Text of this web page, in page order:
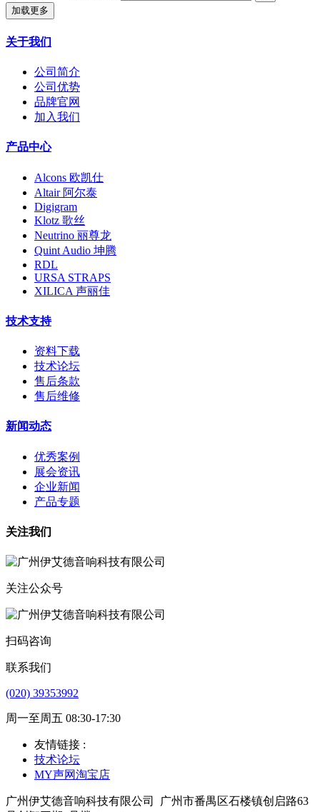
加载更多
关于我们
公司简介
公司优势
品牌官网
加入我们
产品中心
Alcons 欧凯仕
Altair 阿尔泰
Digigram
Klotz 歌丝
Neutrino 丽尊龙
Quint Audio 坤腾
RDL
URSA STRAPS
XILICA 声丽佳
技术支持
资料下载
技术论坛
售后条款
售后维修
新闻动态
优秀案例
展会资讯
企业新闻
产品专题
关注我们
关注公众号
扫码咨询
联系我们
(020) 39353992
周一至周五 08:30-17:30
友情链接 :
技术论坛
MY声网淘宝店
广州伊艾德音响科技有限公司
广州市番禺区石楼镇创启路63